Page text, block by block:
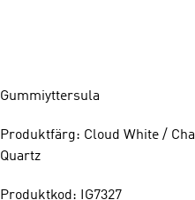
Gummiyttersula
Produktfärg: Cloud White /
Quartz
Produktkod: IG7327